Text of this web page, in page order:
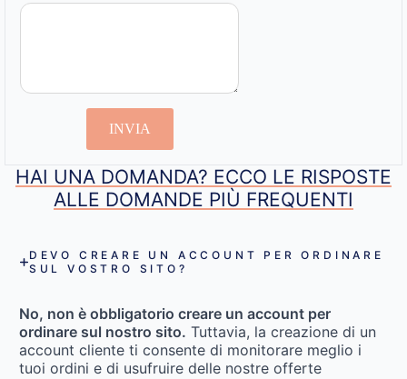
INVIA
HAI UNA DOMANDA? ECCO LE RISPOSTE
ALLE DOMANDE PIÙ FREQUENTI
DEVO CREARE UN ACCOUNT PER ORDINARE
SUL VOSTRO SITO?
No, non è obbligatorio creare un account per
ordinare sul nostro sito. Tuttavia, la creazione di un
account cliente ti consente di monitorare meglio i
tuoi ordini e di usufruire delle nostre offerte